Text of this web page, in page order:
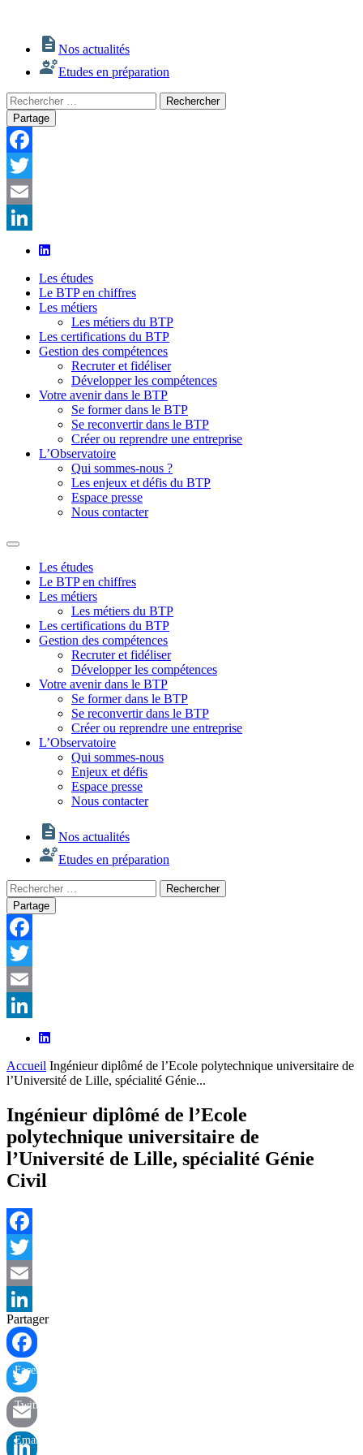
Nos actualités
Etudes en préparation
Rechercher
:
Rechercher
Partage
Facebook
Twitter
Email
LinkedIn
Les études
Le BTP en chiffres
Les métiers
Les métiers du BTP
Les certifications du BTP
Gestion des compétences
Recruter et fidéliser
Développer les compétences
Votre avenir dans le BTP
Se former dans le BTP
Se reconvertir dans le BTP
Créer ou reprendre une entreprise
L’Observatoire
Qui sommes-nous ?
Les enjeux et défis du BTP
Espace presse
Nous contacter
Les études
Le BTP en chiffres
Les métiers
Les métiers du BTP
Les certifications du BTP
Gestion des compétences
Recruter et fidéliser
Développer les compétences
Votre avenir dans le BTP
Se former dans le BTP
Se reconvertir dans le BTP
Créer ou reprendre une entreprise
L’Observatoire
Qui sommes-nous
Enjeux et défis
Espace presse
Nous contacter
Nos actualités
Etudes en préparation
Rechercher
:
Rechercher
Partage
Facebook
Twitter
Email
LinkedIn
Accueil Ingénieur diplômé de l’Ecole polytechnique universitaire de
l’Université de Lille, spécialité Génie...
Ingénieur diplômé de l’Ecole
polytechnique universitaire de
l’Université de Lille, spécialité Génie
Civil
Facebook
Twitter
Email
LinkedIn
Partager
Facebook
Twitter
Email